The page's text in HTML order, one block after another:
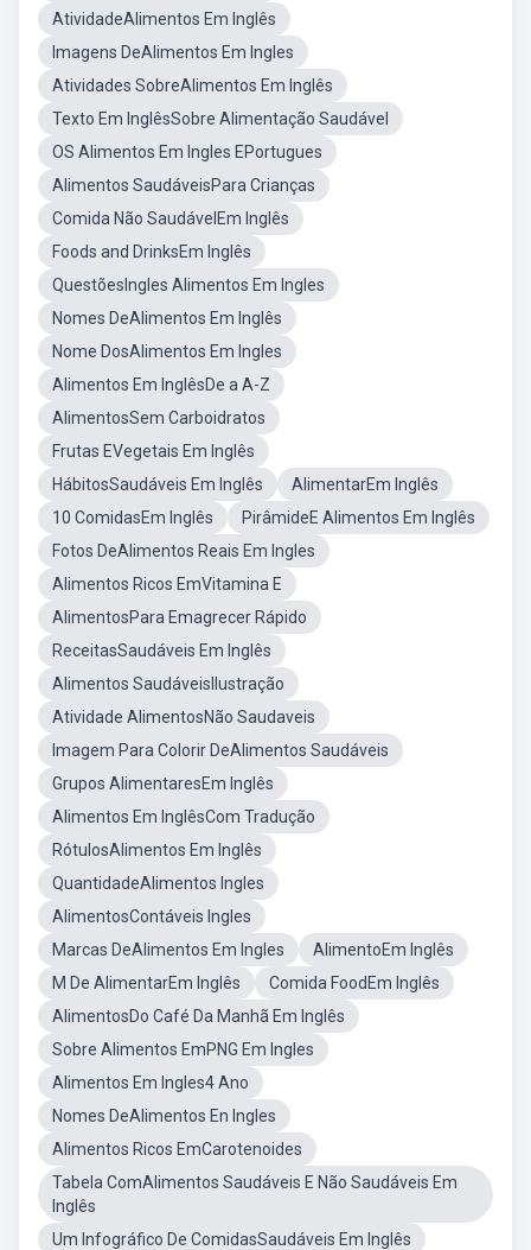
AtividadeAlimentos Em Inglês
Imagens DeAlimentos Em Ingles
Atividades SobreAlimentos Em Inglês
Texto Em InglêsSobre Alimentação Saudável
OS Alimentos Em Ingles EPortugues
Alimentos SaudáveisPara Crianças
Comida Não SaudávelEm Inglês
Foods and DrinksEm Inglês
QuestõesIngles Alimentos Em Ingles
Nomes DeAlimentos Em Inglês
Nome DosAlimentos Em Ingles
Alimentos Em InglêsDe a A-Z
AlimentosSem Carboidratos
Frutas EVegetais Em Inglês
HábitosSaudáveis Em Inglês
AlimentarEm Inglês
10 ComidasEm Inglês
PirâmideE Alimentos Em Inglês
Fotos DeAlimentos Reais Em Ingles
Alimentos Ricos EmVitamina E
AlimentosPara Emagrecer Rápido
ReceitasSaudáveis Em Inglês
Alimentos SaudáveisIlustração
Atividade AlimentosNão Saudaveis
Imagem Para Colorir DeAlimentos Saudáveis
Grupos AlimentaresEm Inglês
Alimentos Em InglêsCom Tradução
RótulosAlimentos Em Inglês
QuantidadeAlimentos Ingles
AlimentosContáveis Ingles
Marcas DeAlimentos Em Ingles
AlimentoEm Inglês
M De AlimentarEm Inglês
Comida FoodEm Inglês
AlimentosDo Café Da Manhã Em Inglês
Sobre Alimentos EmPNG Em Ingles
Alimentos Em Ingles4 Ano
Nomes DeAlimentos En Ingles
Alimentos Ricos EmCarotenoides
Tabela ComAlimentos Saudáveis E Não Saudáveis Em
Inglês
Um Infográfico De ComidasSaudáveis Em Inglês